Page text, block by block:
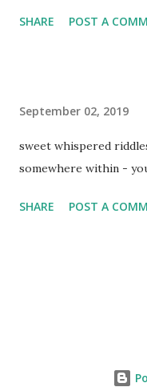
SHARE POST A
September 02, 2019
sweet whispered
somewhere within -
SHARE POST A